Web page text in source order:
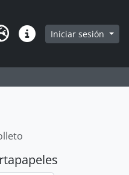
Enlaces rápidos
Iniciar sesión